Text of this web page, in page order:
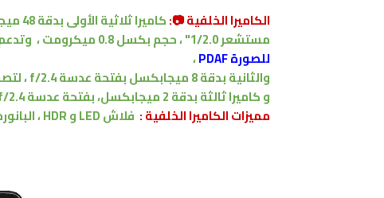
الكاميرا الخلفية 📷:كاميراثلاثيةالأولى بدقة 48 ميجابكسل
مستشعر 1/2.0"
، حجم بكسل 0.8 ميكرومت ،
للصورةPDAF،
والثانية بدقة 8 ميجابكسل
بفتحة عدسة f/2.4 ،
وكاميرا ثالثةبدقة2 ميجابكسل ، بفتحة عدسة f/2.4
مميزات الكاميرا الخلفية : فلاش LED و HDR ،